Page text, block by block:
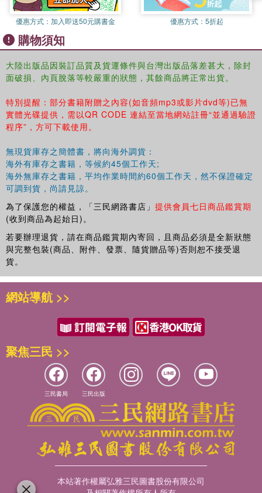
優惠方式： 加入即送50元購書金 優惠方式： 5折起
購物須知
大陸出版品因裝訂品質及貨運條件與台灣出版品落差甚大，除封
面破損、內頁脫落等較嚴重的狀態，其餘商品將正常出貨。
特別提醒：部分書籍附贈之內容(如音頻mp3或影片dvd等)已無
實體光碟提供，需以QR CODE 連結至當地網站註冊“並通過驗證
程序”，方可下載使用。
無現貨庫存之簡體書，將向海外調貨：
海外有庫存之書籍，等候約45個工作天;
海外無庫存之書籍，平均作業時間約60個工作天，然不保證確定
可調到貨，尚請見諒。
為了保護您的權益，「三民網路書店」 提供會員七日商品鑑賞期
(收到商品為起始日)。
若要辦理退貨，請在商品鑑賞期內寄回，且商品必須是全新狀態
與完整包裝(商品、附件、發票、隨貨贈品等)否則恕不接受退
貨。
網站導航 >>
聚焦三民 >>
三民書局 三民出版
本站著作權屬弘雅三民圖書股份有限公司